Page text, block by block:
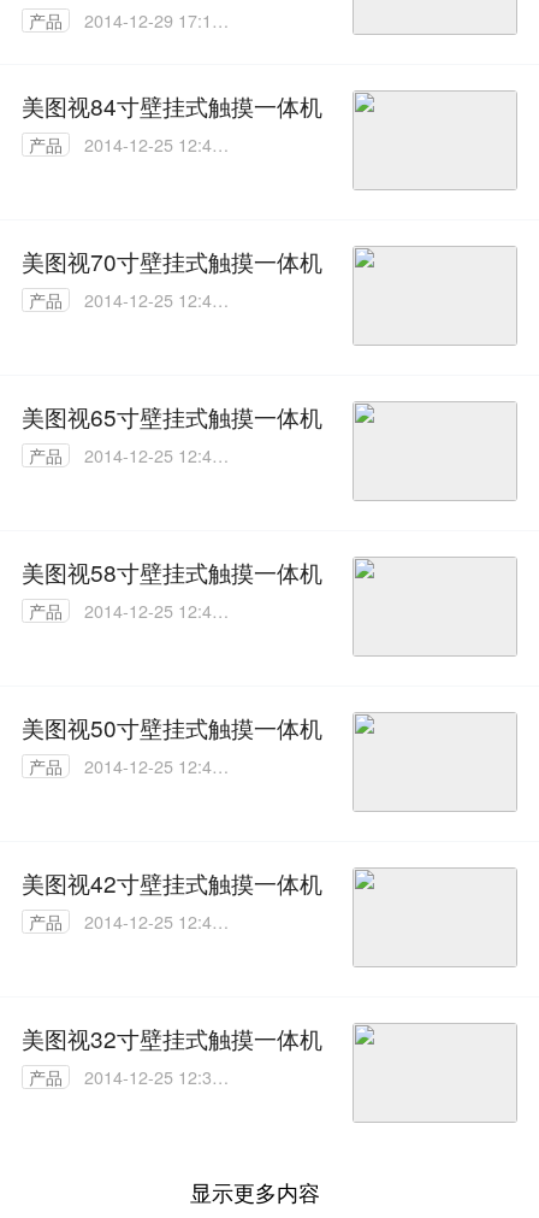
产品
2014-12-29 17:14:
美图视84寸壁挂式触摸一体机
产品
2014-12-25 12:46:
美图视70寸壁挂式触摸一体机
产品
2014-12-25 12:45:
美图视65寸壁挂式触摸一体机
产品
2014-12-25 12:44:
美图视58寸壁挂式触摸一体机
产品
2014-12-25 12:43:
美图视50寸壁挂式触摸一体机
产品
2014-12-25 12:42:
美图视42寸壁挂式触摸一体机
产品
2014-12-25 12:41:
美图视32寸壁挂式触摸一体机
产品
2014-12-25 12:39:
显示更多内容